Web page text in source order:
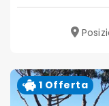
1 Offerta